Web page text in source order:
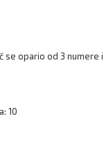
se opario od 3
10